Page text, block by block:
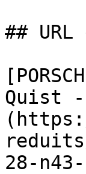
## URL
Quist
28-